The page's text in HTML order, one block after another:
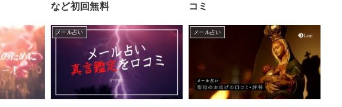
など初回無料
コミ
メール占い メール占い